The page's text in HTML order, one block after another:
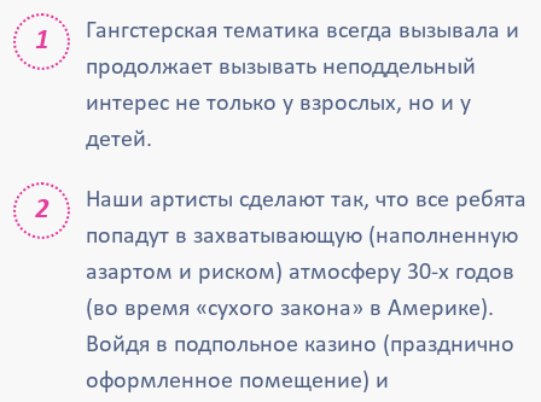
Гангстерская тематика всегда вызывала и
продолжает вызывать неподдельный
интерес не только у взрослых, но и у
детей.
Наши артисты сделают так, что все ребята
попадут в захватывающую (наполненную
азартом и риском) атмосферу 30-х годов
(во время «сухого закона» в Америке).
Войдя в подпольное казино (празднично
оформленное помещение) и